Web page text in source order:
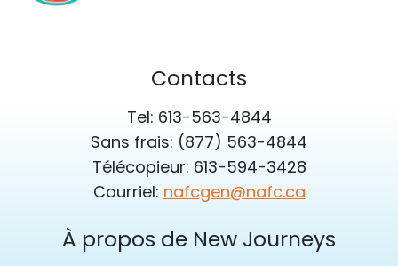
Contacts
Tel: 613-563-4844
Sans frais: (877) 563-4844
Télécopieur: 613-594-3428
Courriel: nafcgen@nafc.ca
À propos de New Journeys